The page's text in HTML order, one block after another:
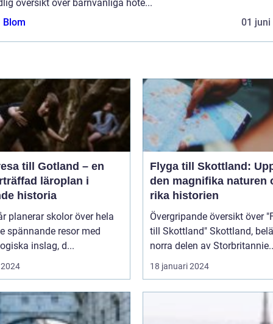
översikt över barnvänliga hote...
Blom
01 juni
till Gotland – en
läroplan i
historia
planerar skolor över hela
spännande resor med
inslag, d...
Flyga till Skottland:
den magnifika naturen
rika historien
Övergripande översikt över
till Skottland" Skottland, beläget i
norra delen av
18 januari 2024